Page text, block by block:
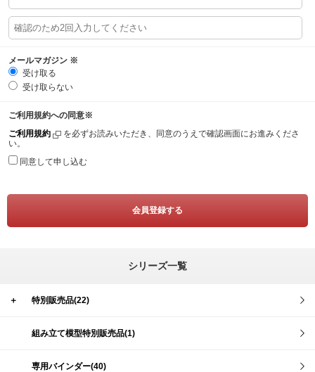
メールマガジン ※
受け取る
受け取らない
ご利用規約への同意※
ご利用規約
を必ずお読みいただき、同意のうえで確認画面にお進みくださ
い。
同意して申し込む
シリーズ一覧
＋ 特別販売品(22)
組み立て模型特別販売品(1)
専用バインダー(40)